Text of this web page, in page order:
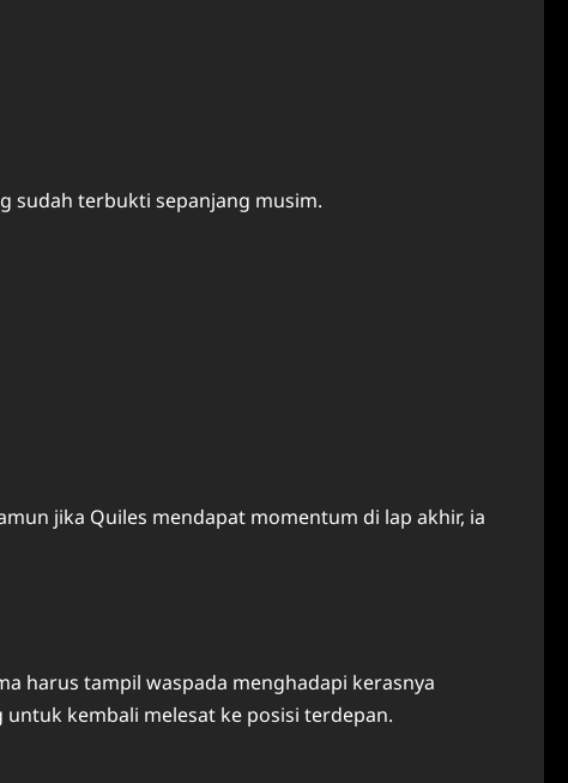
sudah terbukti sepanjang musim.
jika Quiles mendapat momentum di lap akhir, ia
harus tampil waspada menghadapi kerasnya
kembali melesat ke posisi terdepan.